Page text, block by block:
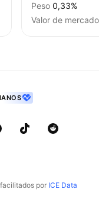
Peso 0,33%
Valor de mercado
por ICE Data